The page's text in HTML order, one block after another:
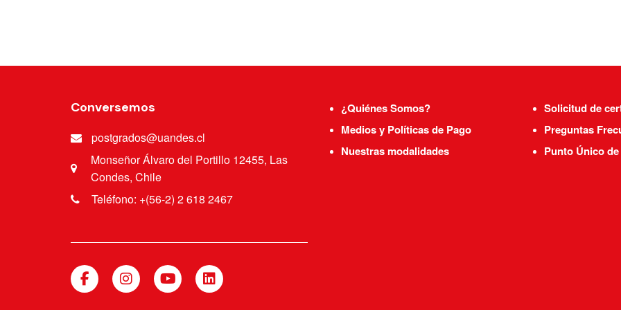
Conversemos
postgrados@uandes.cl
Monseñor Álvaro del Portillo 12455, Las
Condes, Chile
Teléfono: +(56-2) 2 618 2467
¿Quiénes Somos?
Medios y Políticas de Pago
Nuestras modalidades
Solicitud de
Preguntas
Punto Único